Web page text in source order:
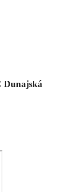
Dunajská